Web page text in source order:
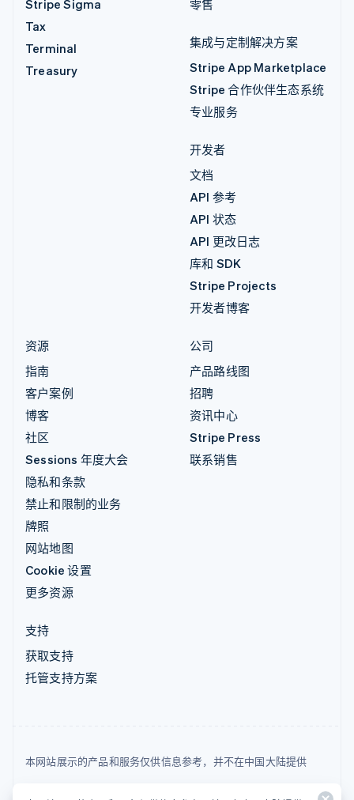
Stripe Sigma
Tax
Terminal
Treasury
零售
集成与定制解决方案
Stripe App Marketplace
Stripe 合作伙伴生态系统
专业服务
开发者
文档
API 参考
API 状态
API 更改日志
库和 SDK
Stripe Projects
开发者博客
资源
指南
客户案例
博客
社区
Sessions 年度大会
隐私和条款
禁止和限制的业务
牌照
网站地图
Cookie 设置
更多资源
公司
产品路线图
招聘
资讯中心
Stripe Press
联系销售
支持
获取支持
托管支持方案
本网站展示的产品和服务仅供信息参考，并不在中国大陆提供